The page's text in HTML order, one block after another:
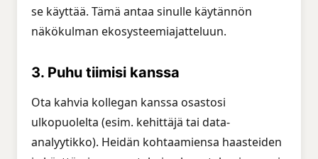
se käyttää. Tämä antaa sinulle käytännön
näkökulman ekosysteemiajatteluun.
3. Puhu tiimisi kanssa
Ota kahvia kollegan kanssa osastosi
ulkopuolelta (esim. kehittäjä tai data-
analyytikko). Heidän kohtaamiensa haasteiden